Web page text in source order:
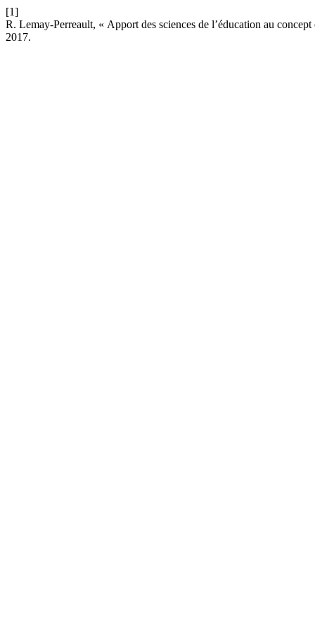
[1]
R. Lemay-Perreault, « Apport des sciences de l’éducation au
2017.